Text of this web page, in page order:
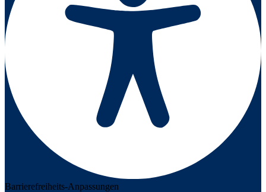
Barrierefreiheits-Anpassungen